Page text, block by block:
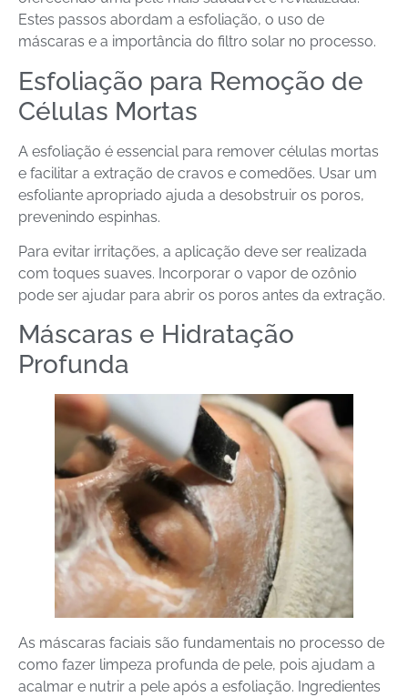
Estes passos abordam a esfoliação, o uso de
máscaras e a importância do filtro solar no processo.
Esfoliação para Remoção de
Células Mortas
A esfoliação é essencial para remover células mortas
e facilitar a extração de cravos e comedões. Usar um
esfoliante apropriado ajuda a desobstruir os poros,
prevenindo espinhas.
Para evitar irritações, a aplicação deve ser realizada
com toques suaves. Incorporar o vapor de ozônio
pode ser ajudar para abrir os poros antes da extração.
Máscaras e Hidratação
Profunda
As máscaras faciais são fundamentais no processo de
como fazer limpeza profunda de pele, pois ajudam a
acalmar e nutrir a pele após a esfoliação. Ingredientes